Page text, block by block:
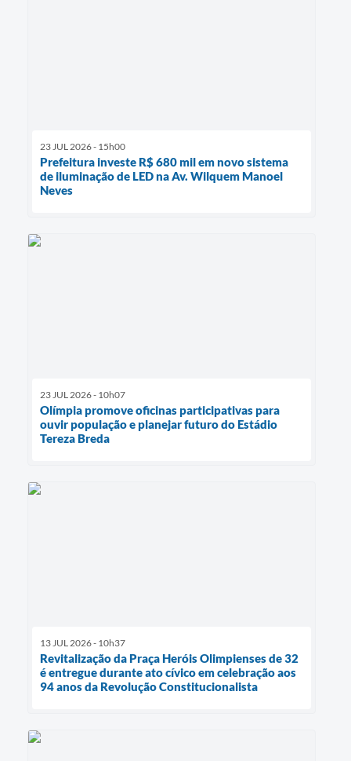
23 JUL 2026 - 15h00
Prefeitura investe R$ 680 mil em novo sistema
de iluminação de LED na Av. Wilquem Manoel
Neves
23 JUL 2026 - 10h07
Olímpia promove oficinas participativas para
ouvir população e planejar futuro do Estádio
Tereza Breda
13 JUL 2026 - 10h37
Revitalização da Praça Heróis Olimpienses de 32
é entregue durante ato cívico em celebração aos
94 anos da Revolução Constitucionalista